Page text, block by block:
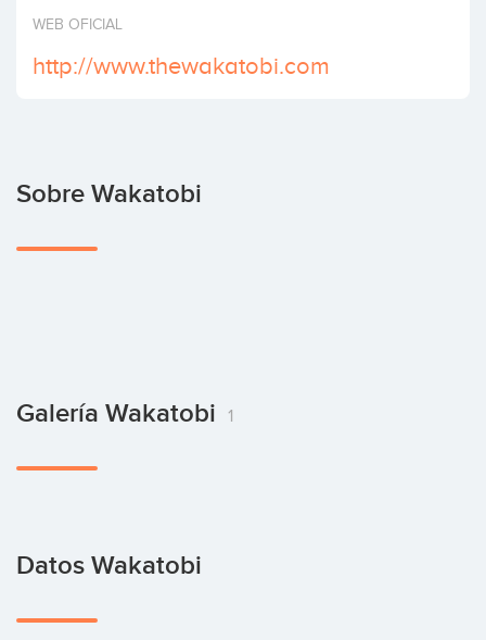
Invertir
WEB OFICIAL
http://www.thewakatobi.com
Sobre Wakatobi
Galería Wakatobi 1
Datos Wakatobi